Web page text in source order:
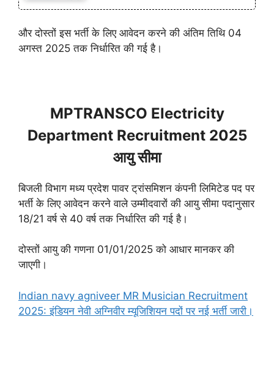
और दोस्तों इस भर्ती के लिए आवेदन करने की अंतिम तिथि 04
अगस्त 2025 तक निर्धारित की गई है।
MPTRANSCO Electricity
Department Recruitment 2025
आयु सीमा
बिजली विभाग मध्य प्रदेश पावर ट्रांसमिशन कंपनी लिमिटेड पद पर
भर्ती के लिए आवेदन करने वाले उम्मीदवारों की आयु सीमा पदानुसार
18/21 वर्ष से 40 वर्ष तक निर्धारित की गई है।
दोस्तों आयु की गणना 01/01/2025 को आधार मानकर की
जाएगी।
Indian navy agniveer MR Musician Recruitment
2025: इंडियन नेवी अग्निवीर म्यूजिशियन पदों पर नई भर्ती जारी।